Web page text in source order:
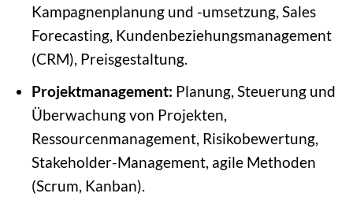
Kampagnenplanung und -umsetzung, Sales
Forecasting, Kundenbeziehungsmanagement
(CRM), Preisgestaltung.
Projektmanagement: Planung, Steuerung und
Überwachung von Projekten,
Ressourcenmanagement, Risikobewertung,
Stakeholder-Management, agile Methoden
(Scrum, Kanban).